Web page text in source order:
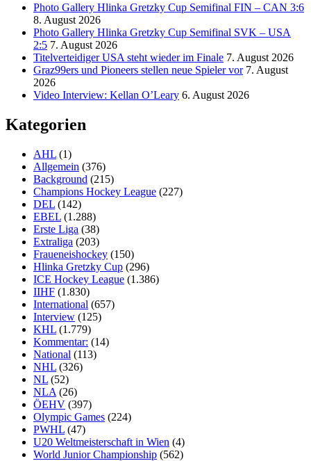
Photo Gallery Hlinka Gretzky Cup Semifinal FIN – CAN 3:6
8. August 2026
Photo Gallery Hlinka Gretzky Cup Semifinal SVK – USA
2:5 7. August 2026
Titelverteidiger USA steht wieder im Finale 7. August 2026
Graz99ers und Pioneers stellen neue Spieler vor 7. August
2026
Video Interview: Kellan O’Leary 6. August 2026
Kategorien
AHL (1)
Allgemein (376)
Background (215)
Champions Hockey League (227)
DEL (142)
EBEL (1.288)
Erste Liga (38)
Extraliga (203)
Fraueneishockey (150)
Hlinka Gretzky Cup (296)
ICE Hockey League (1.386)
IIHF (1.830)
International (657)
Interview (125)
KHL (1.779)
Kommentar: (14)
National (113)
NHL (326)
NL (52)
NLA (26)
ÖEHV (397)
Olympic Games (224)
PWHL (47)
U20 Weltmeisterschaft in Wien (4)
World Junior Championship (562)